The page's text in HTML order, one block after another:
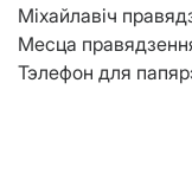
Міхайлавіч
Месца
Тэлефон для